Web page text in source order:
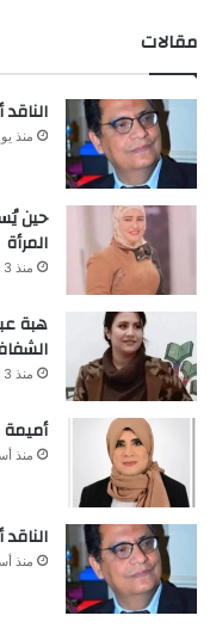
مقالات
منذ
حين
المرأة
منذ 3 أيام
هبة
منذ 3 أيام
أميمة
منذ
منذ